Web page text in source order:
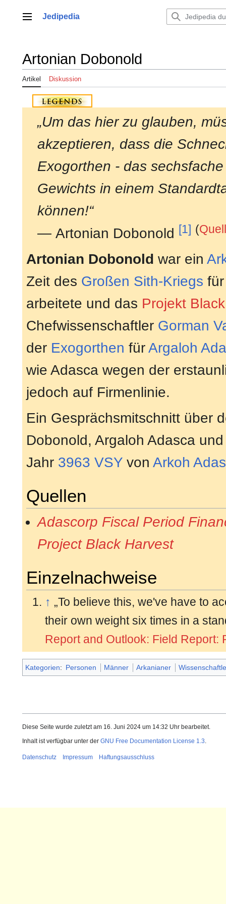
springenHauptmenü
Jedipedia
Artonian Dobonold
Artikel Diskussion
„Um das hier zu glauben,
akzeptieren, dass die
Exogorthen - das
Gewichts in einem
können!“
— Artonian Dobonold [1] (
Artonian Dobonold war ein
Zeit des Großen Sith-Kriegs
arbeitete und das Projekt
Chefwissenschaftler Gorman
der Exogorthen fürArgaloh
wie Adasca wegen der
jedoch auf Firmenlinie.
Ein Gesprächsmitschnitt über
Dobonold, Argaloh Adasca
Jahr 3963 VSY von Arkoh
Quellen
Adascorp Fiscal Period
Project Black Harvest
Einzelnachweise
↑ „To believe this, we've have to
their own weight six times in a
Report and Outlook: Field Report:
Kategorien: Personen Männer Arkanianer
Diese Seite wurde zuletzt am 16. Juni 2024 um 14:32 Uhr bearbeitet.
Inhalt ist verfügbar unter der GNU Free Documentation License 1.3
Datenschutz Impressum Haftungsausschluss